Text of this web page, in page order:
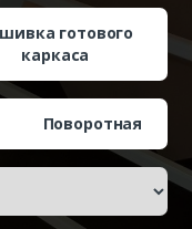
готового
каркаса
Поворотная